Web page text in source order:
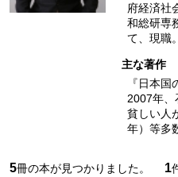
府経済社
和総研専
て、現職
主な著作
『日本
2007年、
貧しい人
年）等多
5冊の本が見つかりました。 1